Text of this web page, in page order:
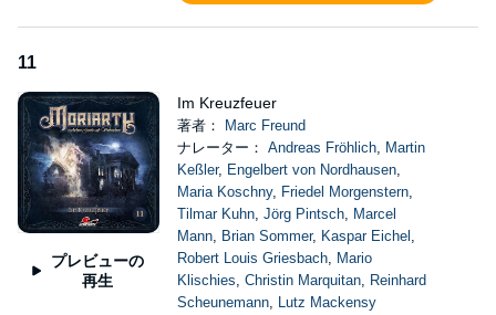
11
プレビューの
再生
Im Kreuzfeuer
著者：
Marc Freund
ナレーター： Andreas Fröhlich, Martin
Keßler, Engelbert von Nordhausen,
Maria Koschny, Friedel Morgenstern,
Tilmar Kuhn, Jörg Pintsch, Marcel
Mann, Brian Sommer, Kaspar Eichel ,
Robert Louis Griesbach, Mario
Klischies, Christin Marquitan, Reinhard
Scheunemann, Lutz Mackensy